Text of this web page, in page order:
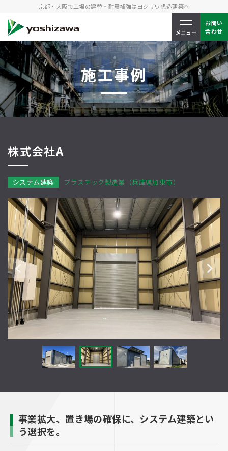
京都・大阪で工場の建替・耐震補強はヨシザワ想造建築へ
メニュー
お問い
合わせ
施工事例
CASE
株式会社A
システム建築 プラスチック製造業 （兵庫県加東市）
事業拡大、置き場の確保に、システム建築とい
う選択を。